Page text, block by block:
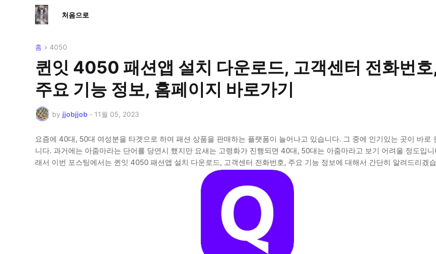
처음으로
홈 4050
퀸잇 4050 패션앱 설치 다운로드, 고객센터 전화번호
주요 기능 정보, 홈페이지 바로가기
by jjobjjob - 11월 05, 2023
요즘에 40대, 50대 여성분을 타겟으로 하여 패션 상품을 판매하는 플랫폼이 늘어나고 있습니다. 그 중에 인기있는 곳이 바로
니다. 과거에는 아줌마라는 단어를 당연시 했지만 요새는 고령화가 진행되면 40대, 50대는 아줌마라고 보기 어려울 정도입니
래서 이번 포스팅에서는 퀸잇 4050 패션앱 설치 다운로드, 고객센터 전화번호, 주요 기능 정보에 대해서 간단히 알려드리겠